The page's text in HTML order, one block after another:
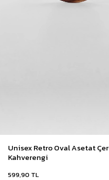
Unisex Retro Oval Asetat
Kahverengi
599,90 TL